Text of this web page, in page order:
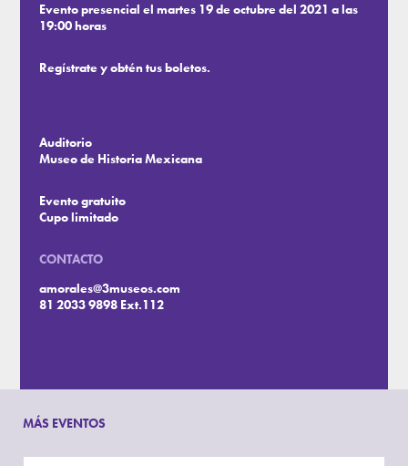
Evento presencial el martes 19 de octubre del 2021 a las
19:00 horas
Regístrate y obtén tus boletos.
Auditorio
Museo de Historia Mexicana
Evento gratuito
Cupo limitado
CONTACTO
amorales@3museos.com
81 2033 9898 Ext.112
MÁS EVENTOS